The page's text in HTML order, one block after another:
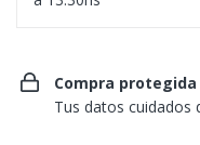
Compra protegida
Tus datos cuidados